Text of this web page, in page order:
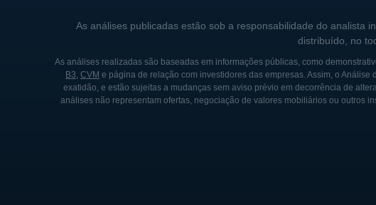
A história da RLI remonta a um
ganhar destaque no Brasil, em
foi fundada por um grupo de
Desde suas origens, a RLI passou
mercado e à evolução das
As análises publicadas estão sob a responsabilidade do analista
distribuído, no
As análises realizadas são baseadas em informações públicas, como
B3, CVM e página de relação com investidores das empresas. Assim, o
exatidão, e estão sujeitas a mudanças sem aviso prévio em decorrência de
análises não representam ofertas, negociação de valores mobiliários ou outros